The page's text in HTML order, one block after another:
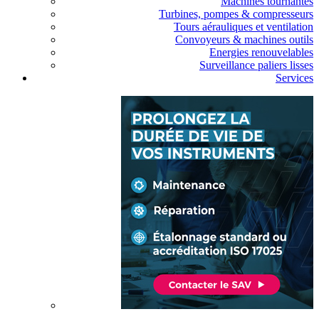
Turbines, pompes & compresseurs
Tours aérauliques et ventilation
Convoyeurs & machines outils
Energies renouvelables
Surveillance paliers lisses
Services